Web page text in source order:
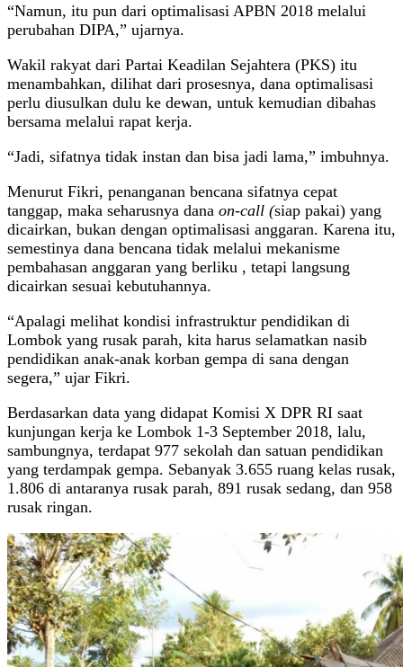
“Namun, itu pun dari optimalisasi APBN 2018 melalui
perubahan DIPA,” ujarnya.
Wakil rakyat dari Partai Keadilan Sejahtera (PKS) itu
menambahkan, dilihat dari prosesnya, dana optimalisasi
perlu diusulkan dulu ke dewan, untuk kemudian dibahas
bersama melalui rapat kerja.
“Jadi, sifatnya tidak instan dan bisa jadi lama,” imbuhnya.
Menurut Fikri, penanganan bencana sifatnya cepat
tanggap, maka seharusnya dana on-call (siap pakai) yang
dicairkan, bukan dengan optimalisasi anggaran. Karena itu,
semestinya dana bencana tidak melalui mekanisme
pembahasan anggaran yang berliku , tetapi langsung
dicairkan sesuai kebutuhannya.
“Apalagi melihat kondisi infrastruktur pendidikan di
Lombok yang rusak parah, kita harus selamatkan nasib
pendidikan anak-anak korban gempa di sana dengan
segera,” ujar Fikri.
Berdasarkan data yang didapat Komisi X DPR RI saat
kunjungan kerja ke Lombok 1-3 September 2018, lalu,
sambungnya, terdapat 977 sekolah dan satuan pendidikan
yang terdampak gempa. Sebanyak 3.655 ruang kelas rusak,
1.806 di antaranya rusak parah, 891 rusak sedang, dan 958
rusak ringan.